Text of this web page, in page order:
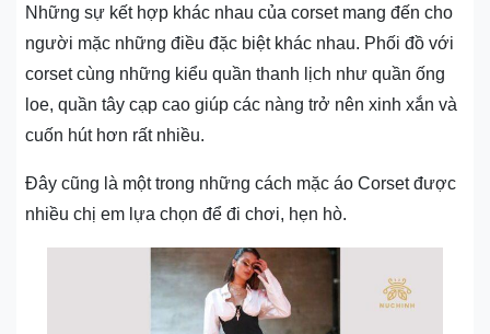
Những sự kết hợp khác nhau của corset mang đến cho
người mặc những điều đặc biệt khác nhau. Phối đồ với
corset cùng những kiểu quần thanh lịch như quần ống
loe, quần tây cạp cao giúp các nàng trở nên xinh xắn và
cuốn hút hơn rất nhiều.
Đây cũng là một trong những cách mặc áo Corset được
nhiều chị em lựa chọn để đi chơi, hẹn hò.